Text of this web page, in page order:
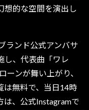
想的な空間を演出し
ランド公式アンバサ
し、代表曲「ワレ
ーンが舞い上がり、
は無料で、当日14時
は、公式Instagramで